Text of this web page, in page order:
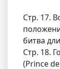
Стр. 17.
битва
Стр. 18.
(Prince